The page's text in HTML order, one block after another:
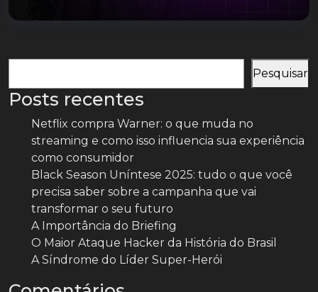
Pesquisar
Posts recentes
Netflix compra Warner: o que muda no
streaming e como isso influencia sua experiência
como consumidor
Black Season Uníntese 2025: tudo o que você
precisa saber sobre a campanha que vai
transformar o seu futuro
A Importância do Briefing
O Maior Ataque Hacker da História do Brasil
A Síndrome do Líder Super-Herói